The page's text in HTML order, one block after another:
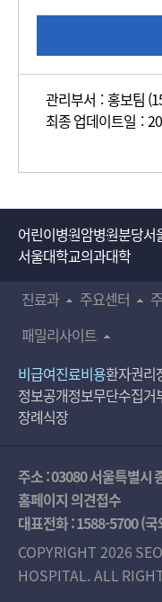
사
관리부서 : 홍보팀
최종 업데이트일 :
어린이병원암병원분당서
서울대학교의과대학
진료과
주요센터
패밀리사이트
비급여진료비용환자권리
정보공개정보무단수집거
장례식장
주소 : 03080 서울특별시
홈페이지 의견접수
대표전화 :1588-5700(국
COPYRIGHT 2026
HOSPITAL. ALL